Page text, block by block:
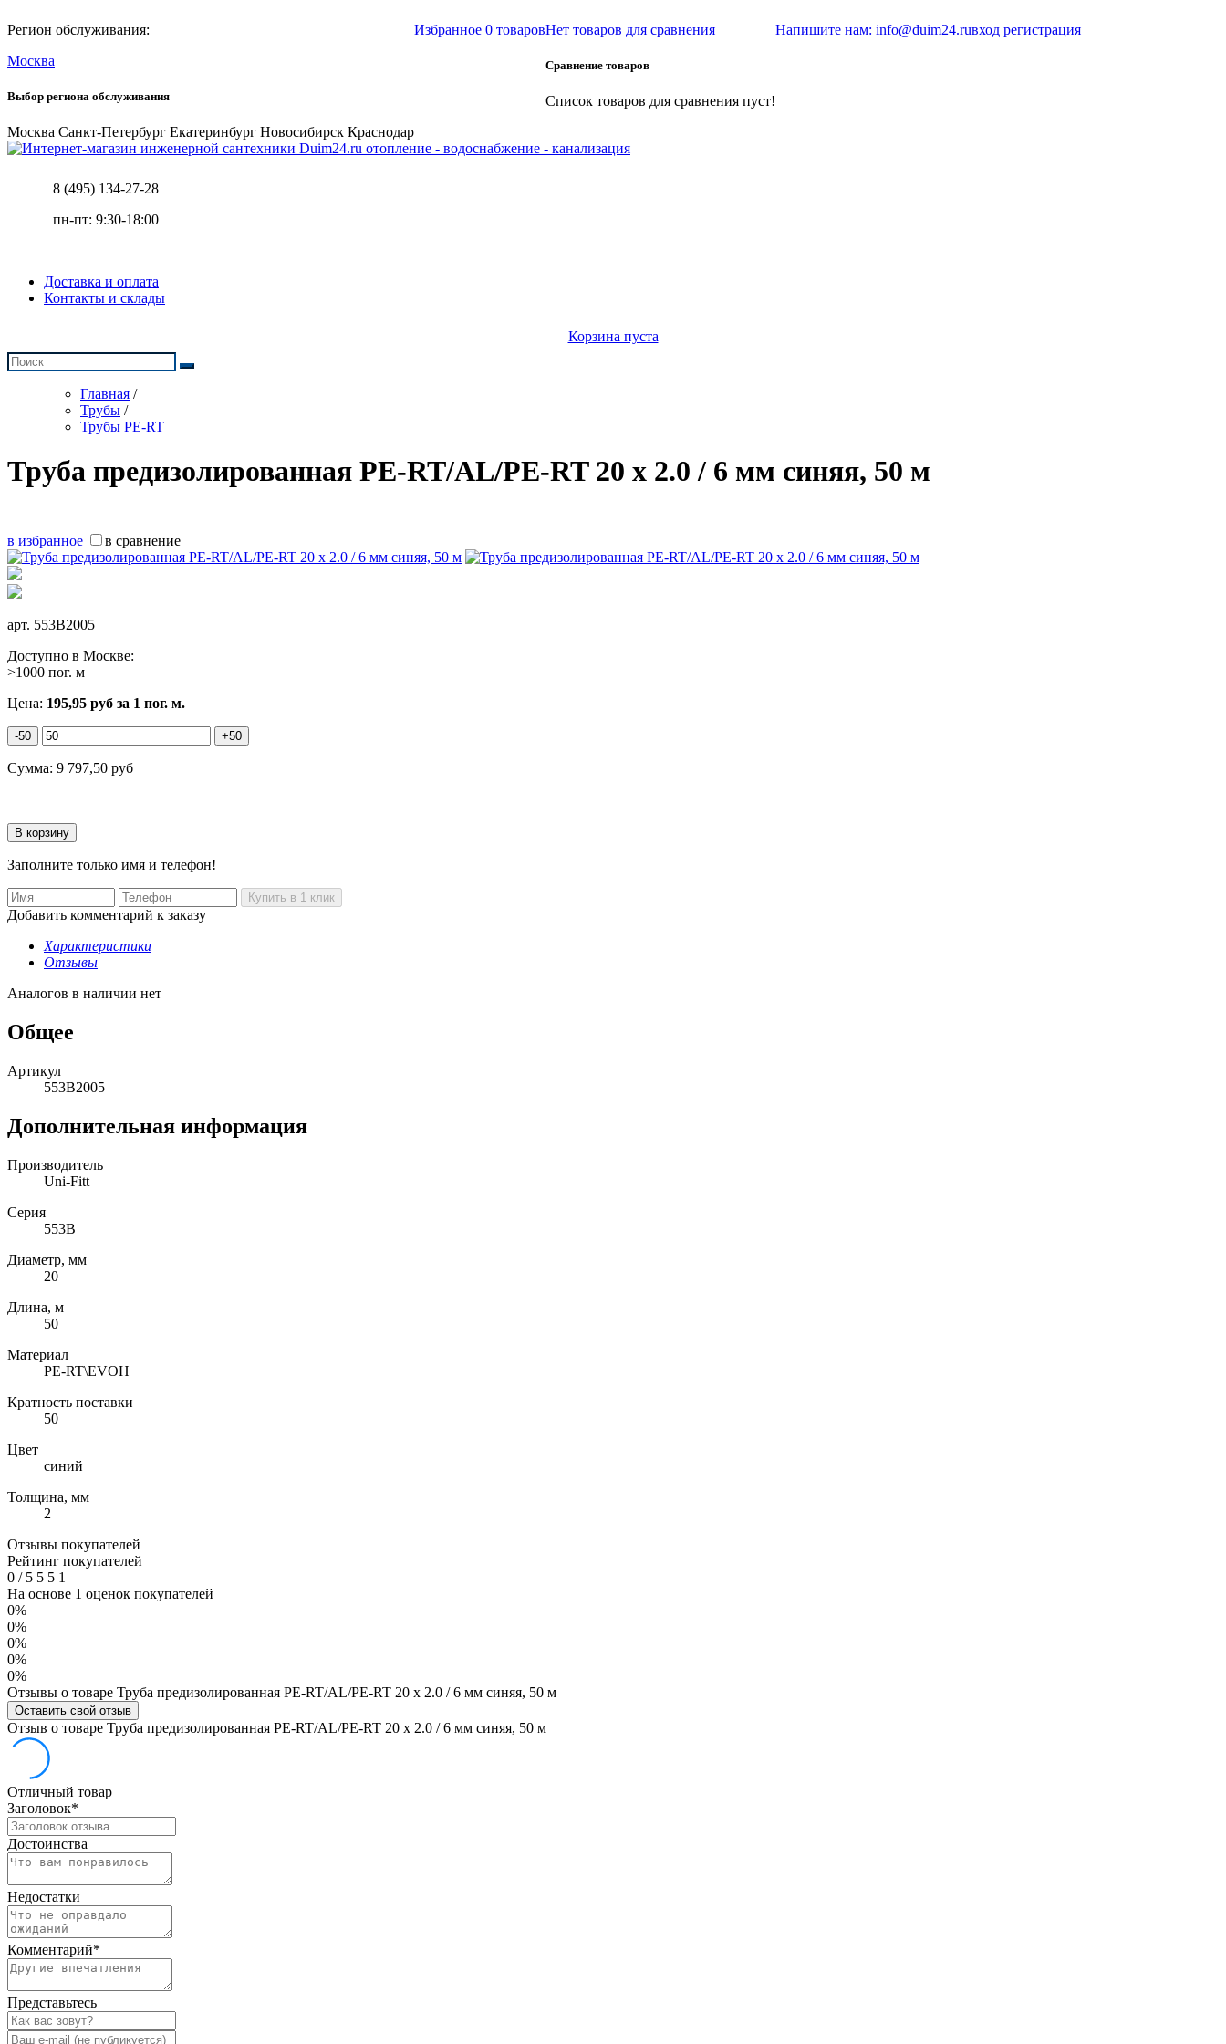
Регион обслуживания:
Москва
Выбор региона обслуживания
Москва Санкт-Петербург Екатеринбург Новосибирск Краснодар
Избранное 0 товаровНет товаров для сравнения
Сравнение товаров
Список товаров для сравнения пуст!
Напишите нам: info@duim24.ruвход регистрация
отопление - водоснабжение - канализация
8 (495) 134-27-28
пн-пт: 9:30-18:00
Доставка и оплата
Контакты и склады
Корзина пуста
Главная /
Трубы /
Трубы PE-RT
Труба предизолированная PE-RT/AL/PE-RT 20 х 2.0 / 6 мм синяя, 50 м
в избранное в сравнение
арт. 553B2005
Доступно в Москве:
>1000 пог. м
Цена: 195,95 руб за 1 пог. м.
-50 +50
Сумма: 9 797,50 руб
Заполните только имя и телефон!
Добавить комментарий к заказу
Характеристики
Отзывы
Аналогов в наличии нет
Общее
Артикул
553B2005
Дополнительная информация
Производитель
Uni-Fitt
Серия
553B
Диаметр, мм
20
Длина, м
50
Материал
PE-RT\EVOH
Кратность поставки
50
Цвет
синий
Толщина, мм
2
Отзывы покупателей
Рейтинг покупателей
0 /5 5 5 1
На основе 1 оценок покупателей
0%
0%
0%
0%
0%
Отзывы о товаре Труба предизолированная PE-RT/AL/PE-RT 20 х 2.0 / 6 мм синяя, 50 м
Оставить свой отзыв
Отзыв о товаре Труба предизолированная PE-RT/AL/PE-RT 20 х 2.0 / 6 мм синяя, 50 м
Отличный товар
Заголовок*
Достоинства
Недостатки
Комментарий*
Представьтесь